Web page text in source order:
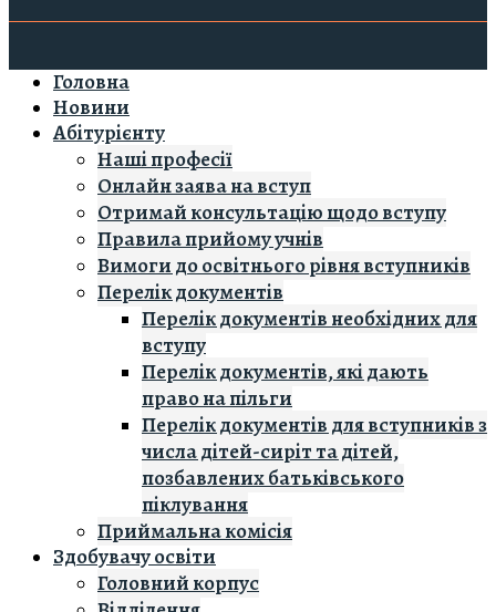
Головна
Новини
Абітурієнту
Наші професії
Онлайн заява на вступ
Отримай консультацію щодо вступу
Правила прийому учнів
Вимоги до освітнього рівня вступників
Перелік документів
Перелік документів необхідних для
вступу
Перелік документів, які дають
право на пільги
Перелік документів для вступників з
числа дітей-сиріт та дітей,
позбавлених батьківського
піклування
Приймальна комісія
Здобувачу освіти
Головний корпус